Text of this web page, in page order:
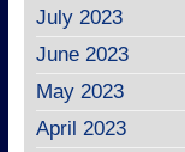
July 2023
June 2023
May 2023
April 2023